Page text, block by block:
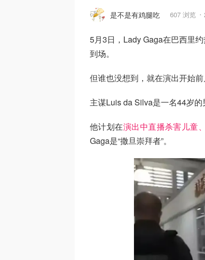
是不是有鸡腿吃 607 浏览
5月3日，Lady Gaga在巴西里
到场。
但谁也没想到，就在演出开始
主谋Luis da Silva是一名44岁的
他计划在演出中直播杀害儿童
Gaga是“撒旦崇拜者”。